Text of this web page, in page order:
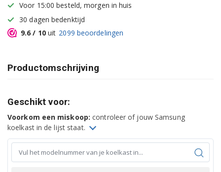
Voor 15:00 besteld, morgen in huis
30 dagen bedenktijd
9.6 / 10uit 2099 beoordelingen
Productomschrijving
Geschikt voor:
Voorkom een miskoop: controleer of jouw Samsung
koelkast in de lijst staat.